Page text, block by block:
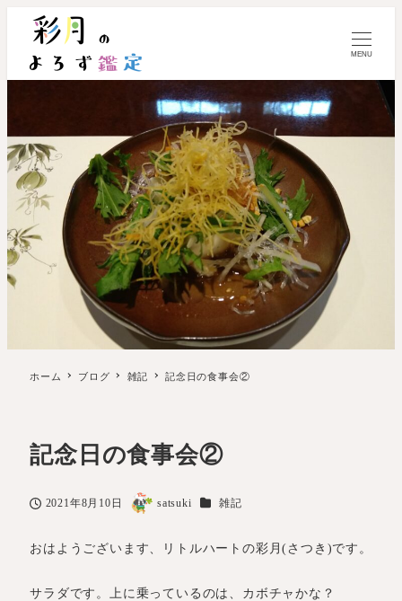
MENU
ホーム ブログ 雑記 記念日の食事会②
記念日の食事会②
投稿日
2021年8月10日
著
satsuki カテゴリー
雑記
おはようございます、リトルハートの彩月(さつき)です。
サラダです。上に乗っているのは、カボチャかな？